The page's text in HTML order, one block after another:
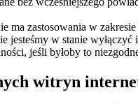
ma zastosowania w
jesteśmy w stanie wyłączyć
jeśli byłoby to
witryn